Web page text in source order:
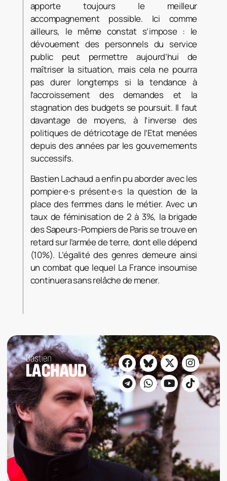
apporte toujours le meilleur
accompagnement possible. Ici comme
ailleurs, le même constat s’impose : le
dévouement des personnels du service
public peut permettre aujourd’hui de
maîtriser la situation, mais cela ne pourra
pas durer longtemps si la tendance à
l’accroissement des demandes et la
stagnation des budgets se poursuit. Il faut
davantage de moyens, à l’inverse des
politiques de détricotage de l’Etat menées
depuis des années par les gouvernements
successifs.
Bastien Lachaud a enfin pu aborder avec les
pompier·e·s présent·e·s la question de la
place des femmes dans le métier. Avec un
taux de féminisation de 2 à 3%, la brigade
des Sapeurs-Pompiers de Paris se trouve en
retard sur l’armée de terre, dont elle dépend
(10%). L’égalité des genres demeure ainsi
un combat que lequel La France insoumise
continuera sans relâche de mener.